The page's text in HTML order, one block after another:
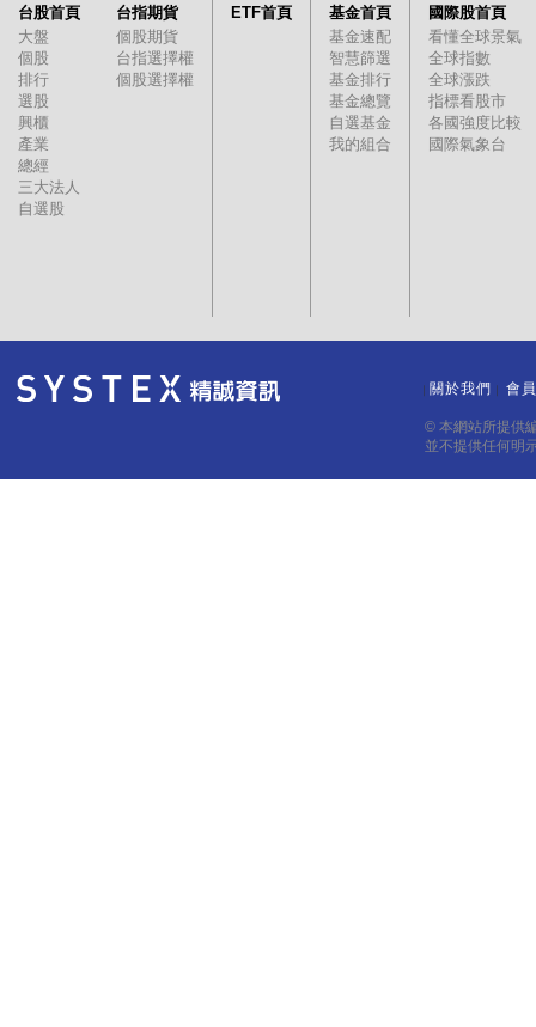
台股首頁
大盤
個股
排行
選股
興櫃
產業
總經
三大法人
自選股
台指期貨
個股期貨
台指選擇權
個股選擇權
ETF首頁
基金首頁
基金速配
智慧篩選
基金排行
基金總覽
自選基金
我的組合
國際股首頁
看懂全球景氣
全球指數
全球漲跌
指標看股市
各國強度比較
國際氣象台
關於我們 會
© 本網站所提供
並不提供任何明